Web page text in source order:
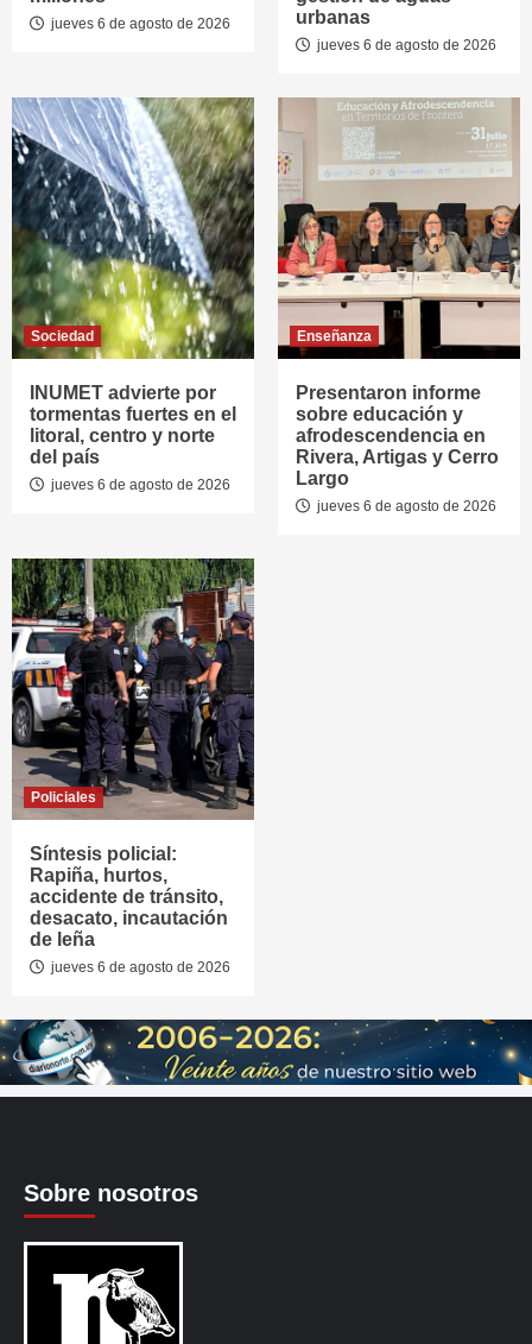
jueves 6 de agosto de 2026
urbanas
jueves 6 de agosto de 2026
Sociedad
INUMET advierte por
tormentas fuertes en el
litoral, centro y norte
del país
jueves 6 de agosto de 2026
Enseñanza
Presentaron informe
sobre educación y
afrodescendencia en
Rivera, Artigas y Cerro
Largo
jueves 6 de agosto de 2026
Policiales
Síntesis policial:
Rapiña, hurtos,
accidente de tránsito,
desacato, incautación
de leña
jueves 6 de agosto de 2026
Sobre nosotros